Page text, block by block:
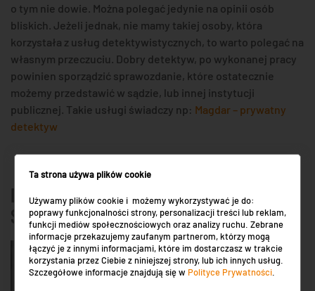
o tym nie dowie. Można polegać jedynie na opinii osób
bliskich. Jeżeli jednak, nie mamy takiej osoby, która
korzystała z usług detektywistycznych, to warto polegać na
własnym przeczuciu. Dobry detektyw, po wykonanej pracy
powinien sporządzić sprawozdanie, które ostatecznie
możemy przedstawić w sądzie, lub innej instytucji
publicznej. Takie usługi świadczy np: Magdar – prywatny
detektyw
WARTO WIEC PRZEZ ZATRUDNIENIEM
DETEKTYWA, ZAPYTAĆ SIĘ O TAKIE
SPRAWOZDANIE
Ta strona używa plików cookie
Używamy plików cookie i możemy wykorzystywać je do:
poprawy funkcjonalności strony, personalizacji treści lub reklam,
funkcji mediów społecznościowych oraz analizy ruchu. Zebrane
informacje przekazujemy zaufanym partnerom, którzy mogą
łączyć je z innymi informacjami, które im dostarczasz w trakcie
korzystania przez Ciebie z niniejszej strony, lub ich innych usług.
Szczegółowe informacje znajdują się w Polityce Prywatności